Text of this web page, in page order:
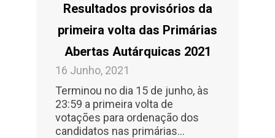
Resultados provisórios da
primeira volta das Primárias
Abertas Autárquicas 2021
16 Junho, 2021
Terminou no dia 15 de junho, às
23:59 a primeira volta de
votações para ordenação dos
candidatos nas primárias...